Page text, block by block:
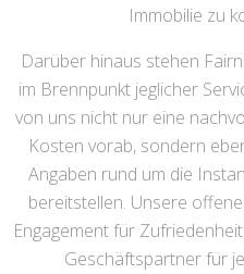
Immobilie zu
Darüber hinaus stehen
im Brennpunkt jeglicher
von uns nicht nur eine
Kosten vorab, sondern
Angaben rund um die
bereitstellen. Unsere
Engagement für
Geschäftspartner für